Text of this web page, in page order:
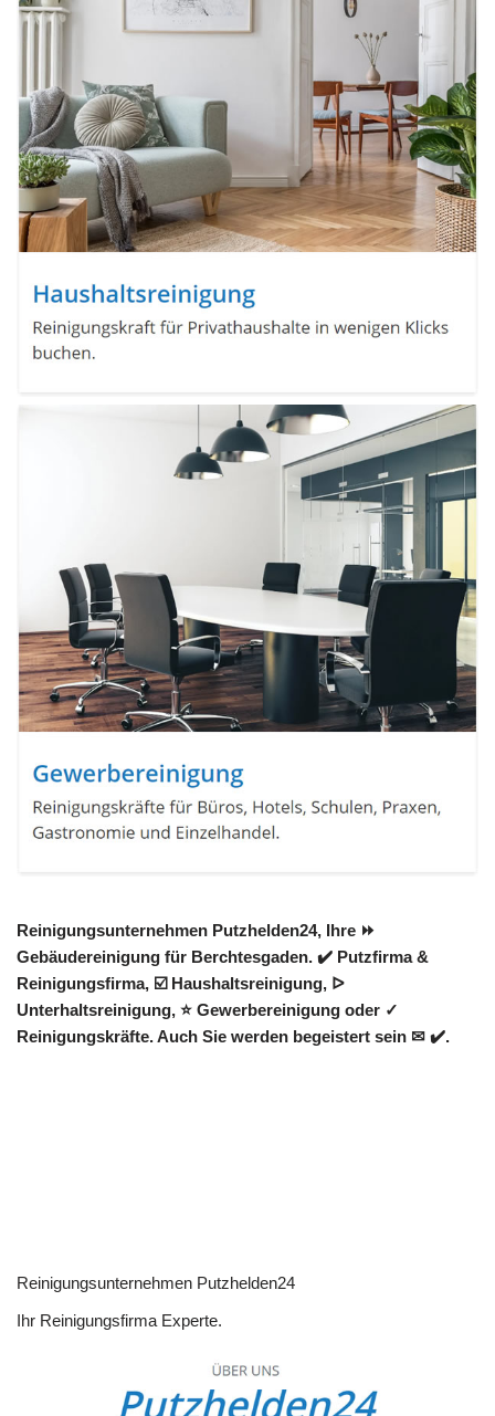
Reinigungsunternehmen Putzhelden24, Ihre ⏩
Gebäudereinigung für Berchtesgaden. ✔️ Putzfirma &
Reinigungsfirma, ☑️ Haushaltsreinigung, ᐅ
Unterhaltsreinigung, ⭐ Gewerbereinigung oder ✓
Reinigungskräfte. Auch Sie werden begeistert sein ✉ ✔️.
Reinigungsunternehmen Putzhelden24
Ihr Reinigungsfirma Experte.